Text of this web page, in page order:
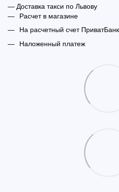
— Доставка такси по Львову
Расчет в магазине
На расчетный счет
Наложенный платеж